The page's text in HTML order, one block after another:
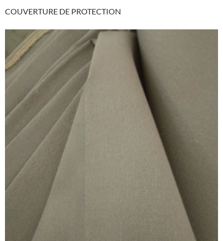
COUVERTURE DE PROTECTION